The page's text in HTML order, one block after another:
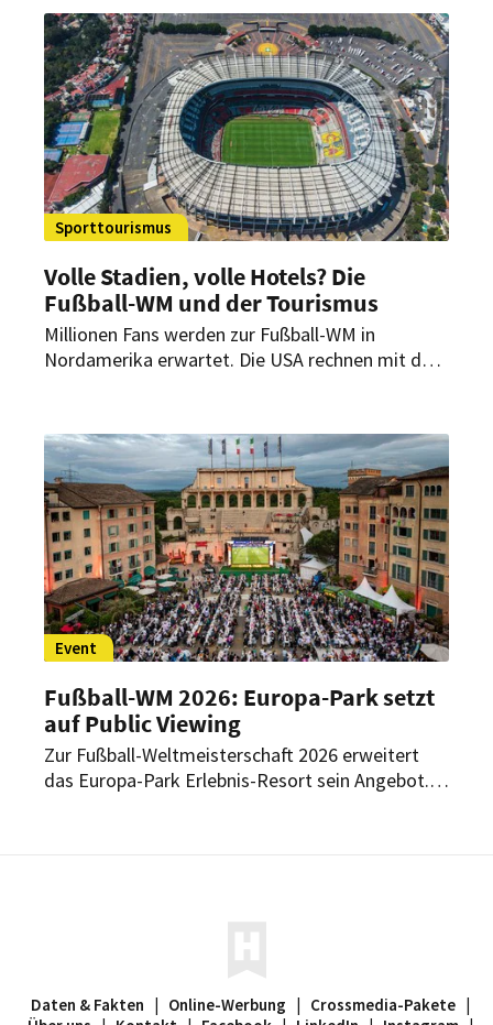
trotzdem weiter lohnen – aber nur, wenn
Nachfrage, Personal und Kosten realistisch
kalkuliert werden.
Sporttourismus
Volle Stadien, volle Hotels? Die
Fußball-WM und der Tourismus
Millionen Fans werden zur Fußball-WM in
Nordamerika erwartet. Die USA rechnen mit dem
Event
Fußball-WM 2026: Europa-Park setzt
auf Public Viewing
Zur Fußball-Weltmeisterschaft 2026 erweitert
das Europa-Park Erlebnis-Resort sein Angebot.
Daten & Fakten | Online-Werbung | Crossmedia-Pakete |